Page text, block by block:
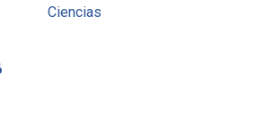
Ciencias